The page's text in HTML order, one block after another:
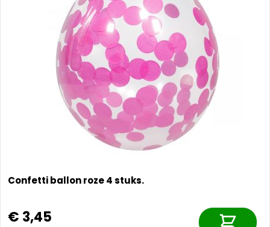
Confetti ballon roze 4 stuks.
€ 3,45